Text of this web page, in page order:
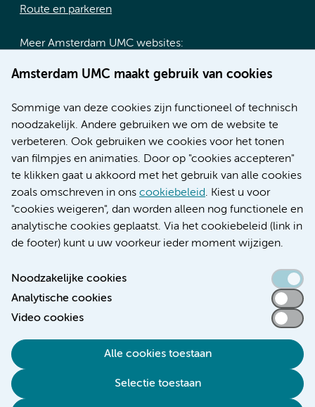
Amsterdam UMC maakt gebruik van cookies
Sommige van deze cookies zijn functioneel of technisch
noodzakelijk. Andere gebruiken we om de website te
verbeteren. Ook gebruiken we cookies voor het tonen
van filmpjes en animaties. Door op "cookies accepteren"
te klikken gaat u akkoord met het gebruik van alle cookies
zoals omschreven in ons cookiebeleid. Kiest u voor
"cookies weigeren", dan worden alleen nog functionele en
analytische cookies geplaatst. Via het cookiebeleid (link in
de footer) kunt u uw voorkeur ieder moment wijzigen.
Noodzakelijke cookies
Analytische cookies
Video cookies
Alle cookies toestaan
Selectie toestaan
Route en parkeren
Meer Amsterdam UMC websites:
Werken bij Amsterdam UMC
Nieuws
Research
Educatie locatie AMC
Educatie locatie VUmc
Verwijzen & diagnostiek
Toegankelijkheidsverklaring
Cookieverklaring